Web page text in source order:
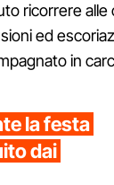
ricorrere
ed
in
la festa
dai